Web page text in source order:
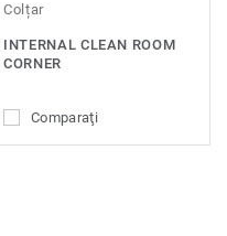
Colțar
INTERNAL CLEAN ROOM
CORNER
Comparaţi